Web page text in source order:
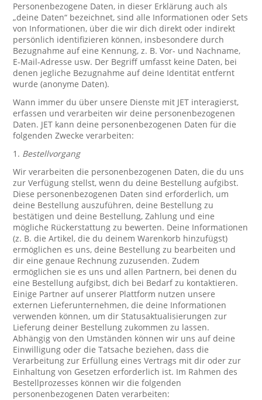
Personenbezogene Daten, in dieser Erklärung auch als
„deine Daten“ bezeichnet, sind alle Informationen oder Sets
von Informationen, über die wir dich direkt oder indirekt
persönlich identifizieren können, insbesondere durch
Bezugnahme auf eine Kennung, z. B. Vor- und Nachname,
E-Mail-Adresse usw. Der Begriff umfasst keine Daten, bei
denen jegliche Bezugnahme auf deine Identität entfernt
wurde (anonyme Daten).
Wann immer du über unsere Dienste mit JET interagierst,
erfassen und verarbeiten wir deine personenbezogenen
Daten. JET kann deine personenbezogenen Daten für die
folgenden Zwecke verarbeiten:
1. Bestellvorgang
Wir verarbeiten die personenbezogenen Daten, die du uns
zur Verfügung stellst, wenn du deine Bestellung aufgibst.
Diese personenbezogenen Daten sind erforderlich, um
deine Bestellung auszuführen, deine Bestellung zu
bestätigen und deine Bestellung, Zahlung und eine
mögliche Rückerstattung zu bewerten. Deine Informationen
(z. B. die Artikel, die du deinem Warenkorb hinzufügst)
ermöglichen es uns, deine Bestellung zu bearbeiten und
dir eine genaue Rechnung zuzusenden. Zudem
ermöglichen sie es uns und allen Partnern, bei denen du
eine Bestellung aufgibst, dich bei Bedarf zu kontaktieren.
Einige Partner auf unserer Plattform nutzen unsere
externen Lieferunternehmen, die deine Informationen
verwenden können, um dir Statusaktualisierungen zur
Lieferung deiner Bestellung zukommen zu lassen.
Abhängig von den Umständen können wir uns auf deine
Einwilligung oder die Tatsache beziehen, dass die
Verarbeitung zur Erfüllung eines Vertrags mit dir oder zur
Einhaltung von Gesetzen erforderlich ist. Im Rahmen des
Bestellprozesses können wir die folgenden
personenbezogenen Daten verarbeiten: